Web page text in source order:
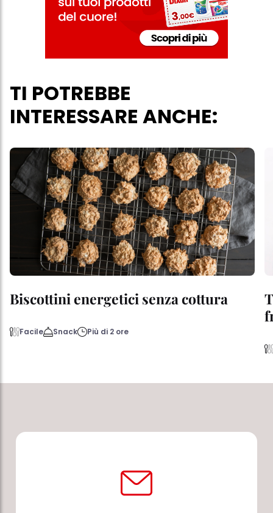
TI POTREBBE
INTERESSARE ANCHE:
Biscottini energetici senza cottura
Facile Snack Più di 2 ore